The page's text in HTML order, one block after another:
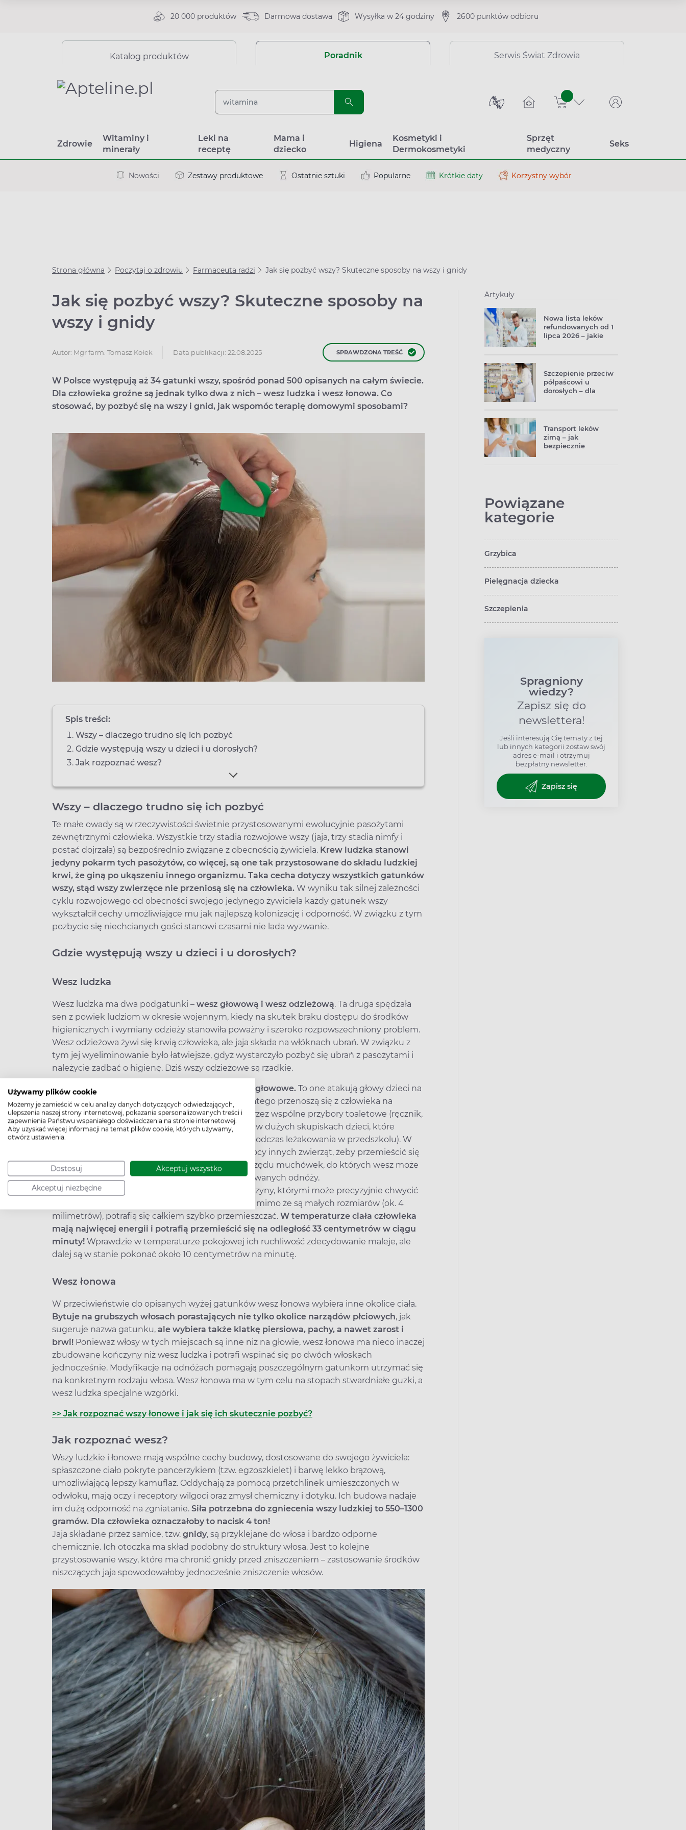
Używamy plików cookie
Możemy je zamieścić w celu analizy danych dotyczących odwiedzających,
ulepszenia naszej strony internetowej, pokazania spersonalizowanych treści i
zapewnienia Państwu wspaniałego doświadczenia na stronie internetowej.
Aby uzyskać więcej informacji na temat plików cookie, których używamy,
otwórz ustawienia.
Dostosuj Akceptuj wszystko
Akceptuj niezbędne
20 000 produktów Darmowa dostawa Wysyłka w 24 godziny 2600 punktów odbioru
Katalog produktów Poradnik Serwis Świat Zdrowia
sztuk
Zdrowie
Witaminy i
minerały
Leki na
receptę
Mama i
dziecko
Higiena
Kosmetyki i
Dermokosmetyki
Sprzęt
medyczny
Seks
Nowości Zestawy produktowe Ostatnie sztuki Popularne Krótkie daty Korzystny wybór
Strona główna Poczytaj o zdrowiu Farmaceuta radzi Jak się pozbyć wszy? Skuteczne sposoby na wszy i gnidy
Jak się pozbyć wszy? Skuteczne sposoby na
wszy i gnidy
Autor: Mgr farm. Tomasz Kołek Data publikacji: 22.08.2025 SPRAWDZONA TREŚĆ
W Polsce występują aż 34 gatunki wszy, spośród ponad 500 opisanych na całym świecie.
Dla człowieka groźne są jednak tylko dwa z nich – wesz ludzka i wesz łonowa. Co
stosować, by pozbyć się na wszy i gnid, jak wspomóc terapię domowymi sposobami?
Spis treści:
Wszy – dlaczego trudno się ich pozbyć
Gdzie występują wszy u dzieci i u dorosłych?
Jak rozpoznać wesz?
Wszy – dlaczego trudno się ich pozbyć
Te małe owady są w rzeczywistości świetnie przystosowanymi ewolucyjnie pasożytami
zewnętrznymi człowieka. Wszystkie trzy stadia rozwojowe wszy (jaja, trzy stadia nimfy i
postać dojrzała) są bezpośrednio związane z obecnością żywiciela. Krew ludzka stanowi
jedyny pokarm tych pasożytów, co więcej, są one tak przystosowane do składu ludzkiej
krwi, że giną po ukąszeniu innego organizmu. Taka cecha dotyczy wszystkich gatunków
wszy, stąd wszy zwierzęce nie przeniosą się na człowieka. W wyniku tak silnej zależności
cyklu rozwojowego od obecności swojego jedynego żywiciela każdy gatunek wszy
wykształcił cechy umożliwiające mu jak najlepszą kolonizację i odporność. W związku z tym
pozbycie się niechcianych gości stanowi czasami nie lada wyzwanie.
Gdzie występują wszy u dzieci i u dorosłych?
Wesz ludzka
Wesz ludzka ma dwa podgatunki – wesz głowową i wesz odzieżową. Ta druga spędzała
sen z powiek ludziom w okresie wojennym, kiedy na skutek braku dostępu do środków
higienicznych i wymiany odzieży stanowiła poważny i szeroko rozpowszechniony problem.
Wesz odzieżowa żywi się krwią człowieka, ale jaja składa na włóknach ubrań. W związku z
tym jej wyeliminowanie było łatwiejsze, gdyż wystarczyło pozbyć się ubrań z pasożytami i
należycie zadbać o higienę. Dziś wszy odzieżowe są rzadkie.
Obecnie najbardziej rozpowszechnione są wszy głowowe. To one atakują głowy dzieci na
koloniach i w przedszkolach. Nie potrafią latać i dlatego przenoszą się z człowieka na
człowieka w wyniku bliskiego kontaktu, a także przez wspólne przybory toaletowe (ręcznik,
grzebień). Stąd najczęściej do zakażenia dochodzi w dużych skupiskach dzieci, które
przebywają ze sobą w małych odległościach (np. podczas leżakowania w przedszkolu). W
rzadkich wypadkach wesz może korzystać z pomocy innych zwierząt, żeby przemieścić się
na kolejnego żywiciela. Najczęściej są to owady z rzędu muchówek, do których wesz może
się zwyczajnie przyczepić za pomocą wyspecjalizowanych odnóży.
Wesz głowowa ma specjalne przystosowane kończyny, którymi może precyzyjnie chwycić
włos na głowie i wspinać się po nim. Wszy ludzkie, mimo że są małych rozmiarów (ok. 4
milimetrów), potrafią się całkiem szybko przemieszczać. W temperaturze ciała człowieka
mają najwięcej energii i potrafią przemieścić się na odległość 33 centymetrów w ciągu
minuty! Wprawdzie w temperaturze pokojowej ich ruchliwość zdecydowanie maleje, ale
dalej są w stanie pokonać około 10 centymetrów na minutę.
Wesz łonowa
W przeciwieństwie do opisanych wyżej gatunków wesz łonowa wybiera inne okolice ciała.
Bytuje na grubszych włosach porastających nie tylko okolice narządów płciowych, jak
sugeruje nazwa gatunku, ale wybiera także klatkę piersiowa, pachy, a nawet zarost i
brwi! Ponieważ włosy w tych miejscach są inne niż na głowie, wesz łonowa ma nieco inaczej
zbudowane kończyny niż wesz ludzka i potrafi wspinać się po dwóch włoskach
jednocześnie. Modyfikacje na odnóżach pomagają poszczególnym gatunkom utrzymać się
na konkretnym rodzaju włosa. Wesz łonowa ma w tym celu na stopach stwardniałe guzki, a
wesz ludzka specjalne wzgórki.
>> Jak rozpoznać wszy łonowe i jak się ich skutecznie pozbyć?
Jak rozpoznać wesz?
Wszy ludzkie i łonowe mają wspólne cechy budowy, dostosowane do swojego żywiciela:
spłaszczone ciało pokryte pancerzykiem (tzw. egzoszkielet) i barwę lekko brązową,
umożliwiającą lepszy kamuflaż. Oddychają za pomocą przetchlinek umieszczonych w
odwłoku, mają oczy i receptory wilgoci oraz zmysł chemiczny i dotyku. Ich budowa nadaje
im dużą odporność na zgniatanie. Siła potrzebna do zgniecenia wszy ludzkiej to 550–1300
gramów. Dla człowieka oznaczałoby to nacisk 4 ton!
Jaja składane przez samice, tzw. gnidy, są przyklejane do włosa i bardzo odporne
chemicznie. Ich otoczka ma skład podobny do struktury włosa. Jest to kolejne
przystosowanie wszy, które ma chronić gnidy przed zniszczeniem – zastosowanie środków
niszczących jaja spowodowałoby jednocześnie zniszczenie włosów.
Artykuły
Nowa lista leków
refundowanych od 1
lipca 2026 – jakie
Szczepienie przeciw
półpaścowi u
dorosłych – dla
Transport leków
zimą – jak
bezpiecznie
Powiązane
kategorie
Grzybica
Pielęgnacja dziecka
Szczepienia
Spragniony
wiedzy?
Zapisz się do
newslettera!
Jeśli interesują Cię tematy z tej
lub innych kategorii zostaw swój
adres e-mail i otrzymuj
bezpłatny newsletter.
Zapisz się